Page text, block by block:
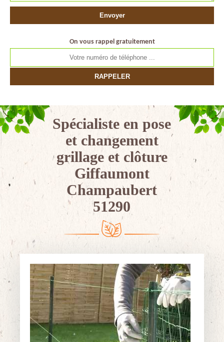
On vous rappel gratuitement
Spécialiste en pose
et changement
grillage et clôture
Giffaumont
Champaubert
51290